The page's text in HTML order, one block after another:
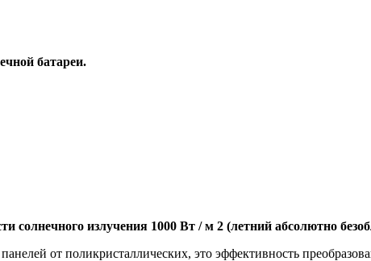
батареи.
солнечного излучения 1000 Вт / м 2 (летний абсолютно
от поликристаллических, это эффективность